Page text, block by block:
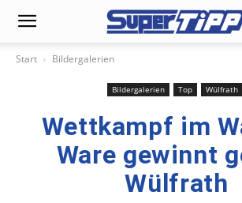
Start Bildergalerien
Bildergalerien Top Wülfrath
Wettkampf im
Ware gewinnt
Wülfrath